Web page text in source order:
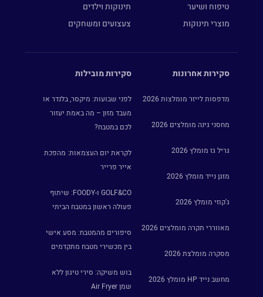
טיפוח ושיער
תינוקות וילדים
מוצרי תינוקות
צעצועים ומשחקים
סקירות אחרונות
מדפסות לייזר מומלצות 2026
מחסני גינה מומלצים 2026
גריל גז מומלץ 2026
מזגן נייד מומלץ 2026
ג'קוזי מומלץ 2026
מאווררי תקרה מומלצים 2026
מסקרה מומלצת 2026
מחשב נייד HP מומלץ 2026
סקירות מובילות
לפני שבועות: מיקסר, בלנדר או
מעבד מזון – מה באמת יעזור
לכם במטבח?
לקראת יום העצמאות: מהפכת
אייר פרייר
GOLF&CO ו-FOODY: שיתוף
פעולה ראשון במטבח הביתי
סיפורים מהמטבח: מסע אישי
בין מכשירי מטבח מתקדמים
בוש משיקה: סירי טיגון ללא
שמן Air Fryer